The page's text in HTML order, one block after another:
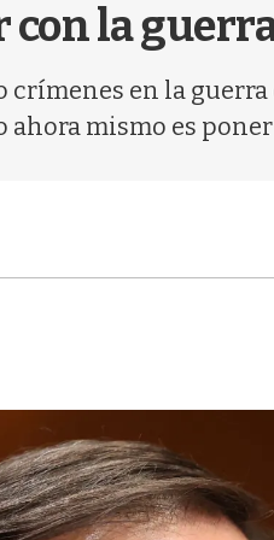
la
crímenes en la
mismo es poner